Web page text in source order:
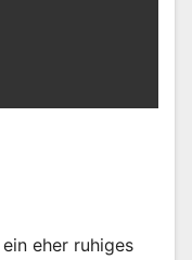
eher ruhiges